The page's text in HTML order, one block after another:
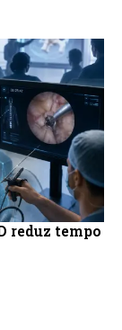
reduz tempo